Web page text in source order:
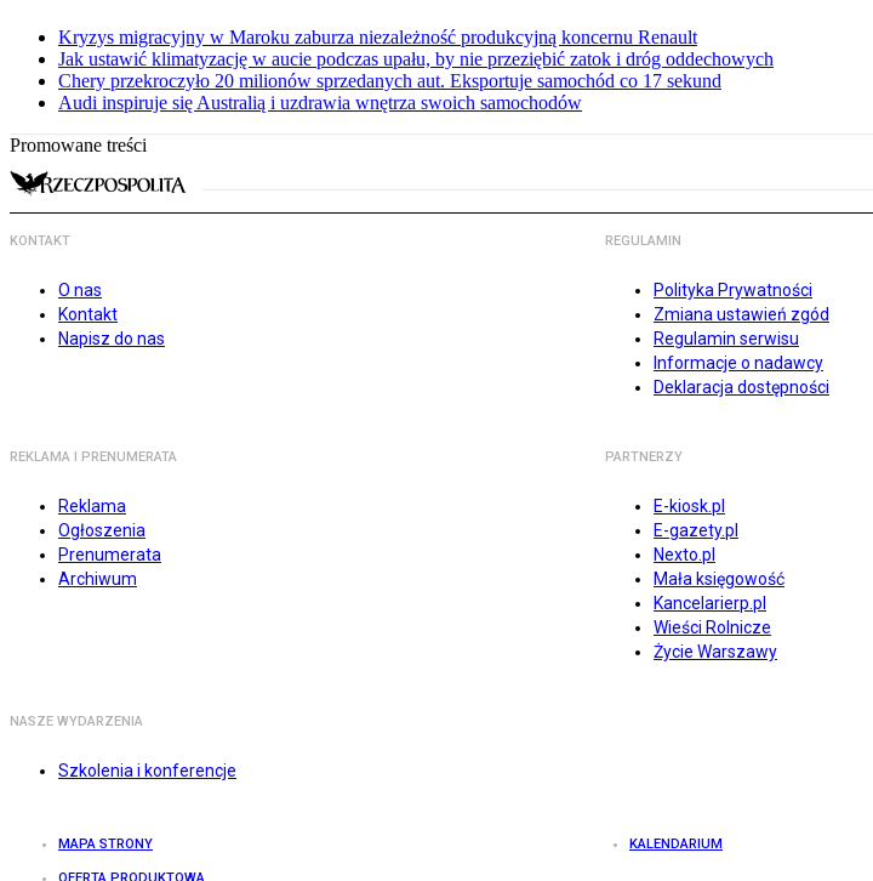
Kryzys migracyjny w Maroku zaburza niezależność produkcyjną koncernu Renault
Jak ustawić klimatyzację w aucie podczas upału, by nie przeziębić zatok i dróg oddechowych
Chery przekroczyło 20 milionów sprzedanych aut. Eksportuje samochód co 17 sekund
Audi inspiruje się Australią i uzdrawia wnętrza swoich samochodów
Promowane treści
KONTAKT
O nas
Kontakt
Napisz do nas
REGULAMIN
Polityka Prywatności
Zmiana ustawień zgód
Regulamin serwisu
Informacje o nadawcy
Deklaracja dostępności
REKLAMA I PRENUMERATA
Reklama
Ogłoszenia
Prenumerata
Archiwum
PARTNERZY
E-kiosk.pl
E-gazety.pl
Nexto.pl
Mała księgowość
Kancelarierp.pl
Wieści Rolnicze
Życie Warszawy
NASZE WYDARZENIA
Szkolenia i konferencje
MAPA STRONY KALENDARIUM